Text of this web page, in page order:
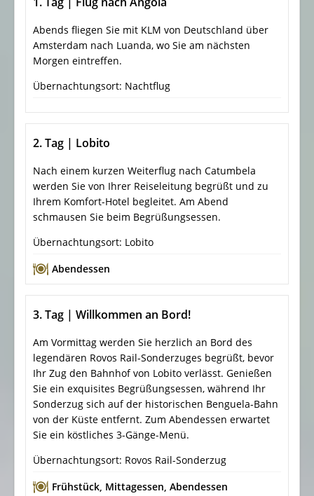
Abends fliegen Sie mit KLM von Deutschland über
Amsterdam nach Luanda, wo Sie am nächsten
Morgen eintreffen.
Übernachtungsort: Nachtflug
2. Tag | Lobito
Nach einem kurzen Weiterflug nach Catumbela
werden Sie von Ihrer Reiseleitung begrüßt und zu
Ihrem Komfort-Hotel begleitet. Am Abend
schmausen Sie beim Begrüßungsessen.
Übernachtungsort: Lobito
Abendessen
3. Tag | Willkommen an Bord!
Am Vormittag werden Sie herzlich an Bord des
legendären Rovos Rail-Sonderzuges begrüßt, bevor
Ihr Zug den Bahnhof von Lobito verlässt. Genießen
Sie ein exquisites Begrüßungsessen, während Ihr
Sonderzug sich auf der historischen Benguela-Bahn
von der Küste entfernt. Zum Abendessen erwartet
Sie ein köstliches 3-Gänge-Menü.
Übernachtungsort: Rovos Rail-Sonderzug
Frühstück, Mittagessen, Abendessen